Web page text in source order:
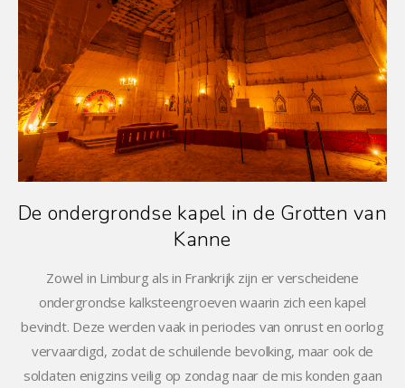
De ondergrondse kapel in de Grotten van
Kanne
Zowel in Limburg als in Frankrijk zijn er verscheidene
ondergrondse kalksteengroeven waarin zich een kapel
bevindt. Deze werden vaak in periodes van onrust en oorlog
vervaardigd, zodat de schuilende bevolking, maar ook de
soldaten enigzins veilig op zondag naar de mis konden gaan